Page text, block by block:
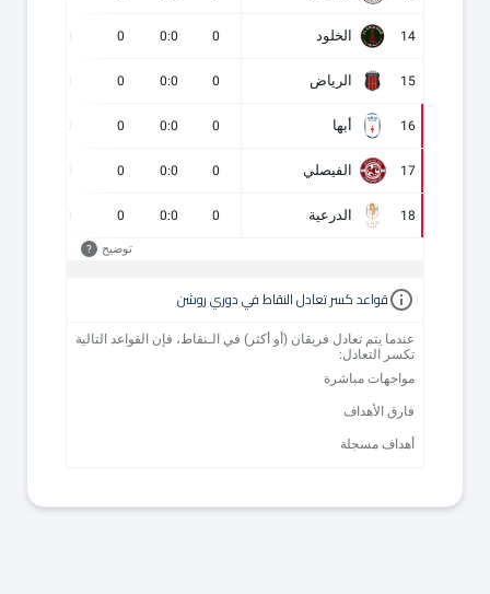
14 الخلود 0
0:0
0
15 الرياض 0
0:0
0
16 أبها 0
0:0
0
17 الفيصلي 0
0:0
0
18 الدرعية 0
0:0
0
توضيح ?
قواعد كسر تعادل النقاط في دوري روشن
عندما يتم تعادل فريقان (أو أكثر) في الـنقاط، فإن القواعد التالية
تكسر التعادل:
مواجهات مباشرة
فارق الأهداف
أهداف مسجلة